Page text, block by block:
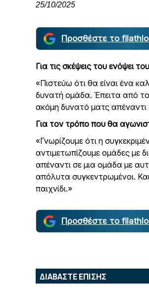
25/10/2025
Προσθέστε το
ΟΝτέρεκ Κουτέσασε
Αναλυτικά οι δηλώσεις του:
Για τις σκέψεις του ενόψει
«Πιστεύω ότι θα είναι ένα
δυνατή ομάδα. Έπειτα από το
ακόμη δυνατό ματς
Για τον τρόπο που θα
«Γνωρίζουμε ότι η
αντιμετωπίζουμε ομάδες με
απέναντι σε μια ομάδα με
απόλυτα συγκεντρωμένοι.
παιχνίδι.»
Προσθέστε το
ΔΙΑΒΑΣΤΕ ΕΠΙΣΗΣ